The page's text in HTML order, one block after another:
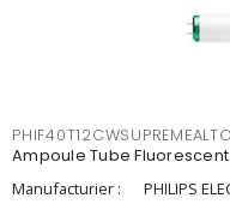
PHIF40T12CWSUPREMEALTO
Ampoule Tube Fluorescent
Manufacturier :
PHILIPS